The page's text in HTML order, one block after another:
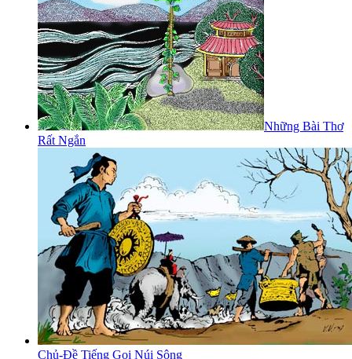
Những Bài Thơ
Rất Ngắn
Chủ-Đề Tiếng Gọi Núi Sông